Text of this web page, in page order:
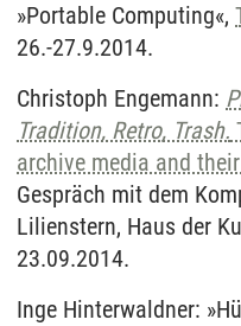
»Portable Computing«,
26.-27.9.2014.
Christoph Engemann:
Tradition, Retro, Trash.
archive media and
Gespräch mit dem
Lilienstern, Haus der
23.09.2014.
Inge Hinterwaldner: